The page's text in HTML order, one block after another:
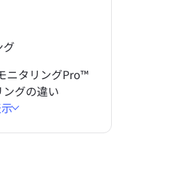
グ
ニタリングPro™
グの違い